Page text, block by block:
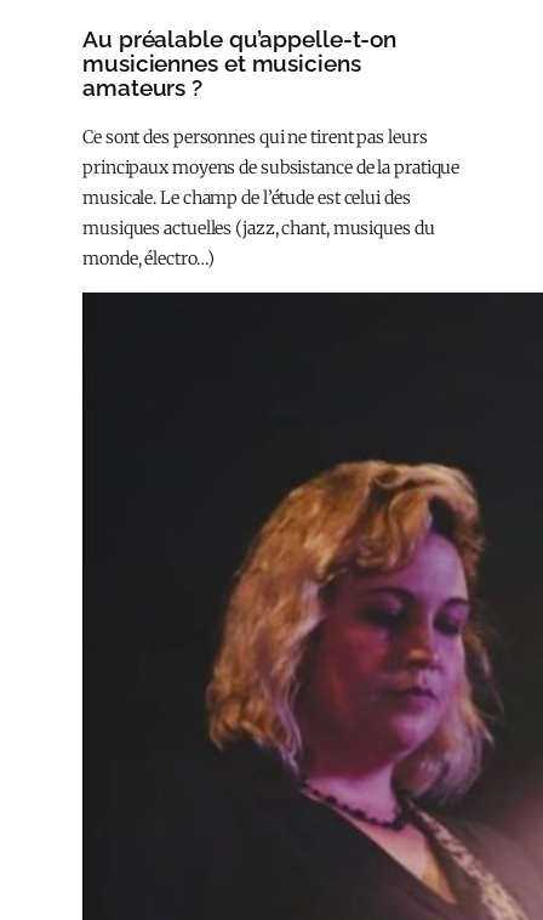
Au préalable qu’appelle-t-on
musiciennes et musiciens
amateurs ?
Ce sont des personnes qui ne tirent pas leurs
principaux moyens de subsistance de la pratique
musicale. Le champ de l’étude est celui des
musiques actuelles (jazz, chant, musiques du
monde, électro…)